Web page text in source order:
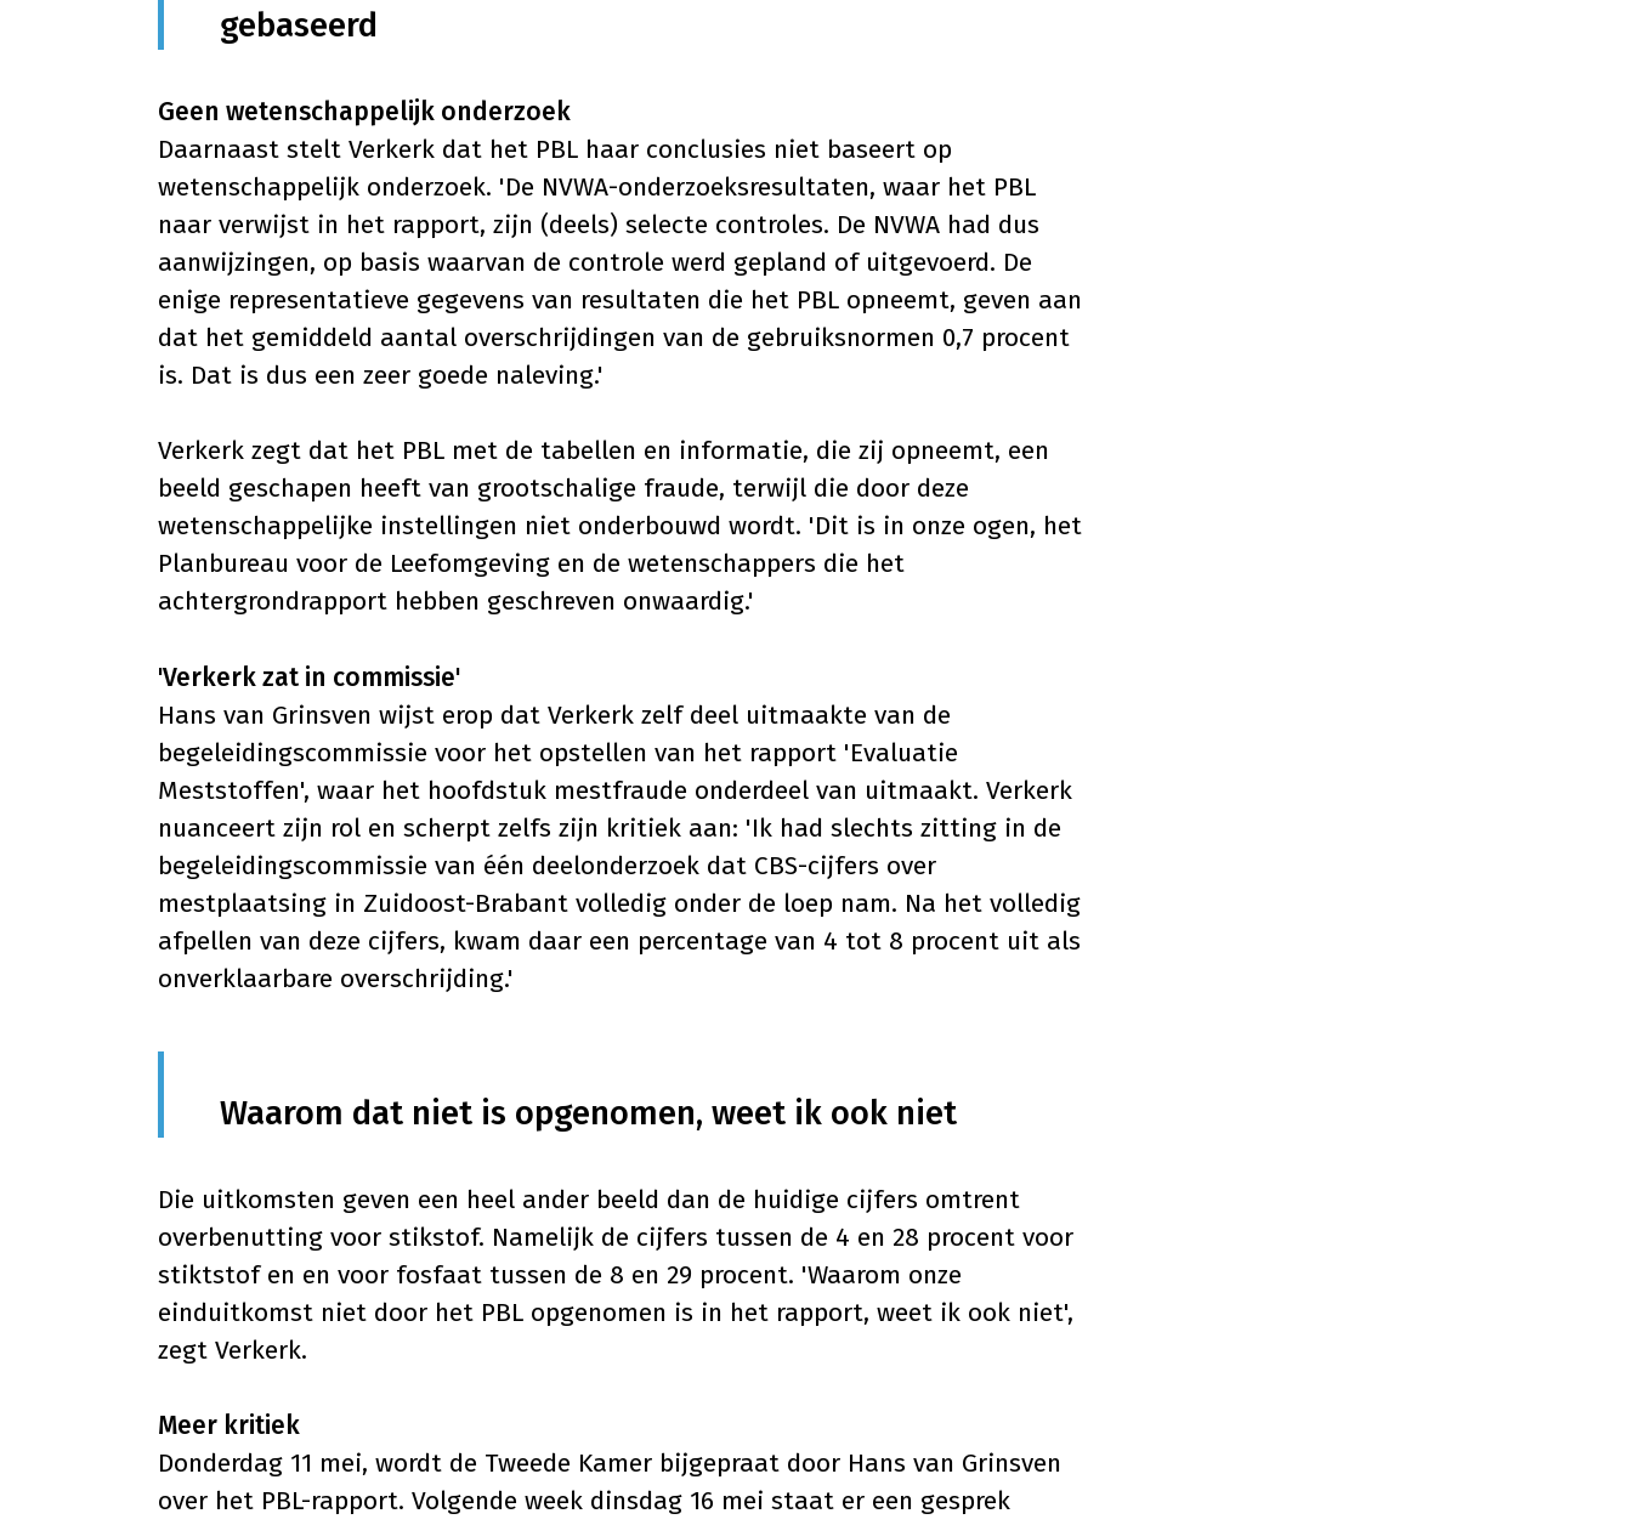
gebaseerd
Geen wetenschappelijk onderzoek
Daarnaast stelt Verkerk dat het PBL haar conclusies niet baseert op
wetenschappelijk onderzoek. 'De NVWA-onderzoeksresultaten, waar het PBL
naar verwijst in het rapport, zijn (deels) selecte controles. De NVWA had dus
aanwijzingen, op basis waarvan de controle werd gepland of uitgevoerd. De
enige representatieve gegevens van resultaten die het PBL opneemt, geven aan
dat het gemiddeld aantal overschrijdingen van de gebruiksnormen 0,7 procent
is. Dat is dus een zeer goede naleving.'
Verkerk zegt dat het PBL met de tabellen en informatie, die zij opneemt, een
beeld geschapen heeft van grootschalige fraude, terwijl die door deze
wetenschappelijke instellingen niet onderbouwd wordt. 'Dit is in onze ogen, het
Planbureau voor de Leefomgeving en de wetenschappers die het
achtergrondrapport hebben geschreven onwaardig.'
'Verkerk zat in commissie'
Hans van Grinsven wijst erop dat Verkerk zelf deel uitmaakte van de
begeleidingscommissie voor het opstellen van het rapport 'Evaluatie
Meststoffen', waar het hoofdstuk mestfraude onderdeel van uitmaakt. Verkerk
nuanceert zijn rol en scherpt zelfs zijn kritiek aan: 'Ik had slechts zitting in de
begeleidingscommissie van één deelonderzoek dat CBS-cijfers over
mestplaatsing in Zuidoost-Brabant volledig onder de loep nam. Na het volledig
afpellen van deze cijfers, kwam daar een percentage van 4 tot 8 procent uit als
onverklaarbare overschrijding.'
Waarom dat niet is opgenomen, weet ik ook niet
Die uitkomsten geven een heel ander beeld dan de huidige cijfers omtrent
overbenutting voor stikstof. Namelijk de cijfers tussen de 4 en 28 procent voor
stiktstof en en voor fosfaat tussen de 8 en 29 procent. 'Waarom onze
einduitkomst niet door het PBL opgenomen is in het rapport, weet ik ook niet',
zegt Verkerk.
Meer kritiek
Donderdag 11 mei, wordt de Tweede Kamer bijgepraat door Hans van Grinsven
over het PBL-rapport. Volgende week dinsdag 16 mei staat er een gesprek